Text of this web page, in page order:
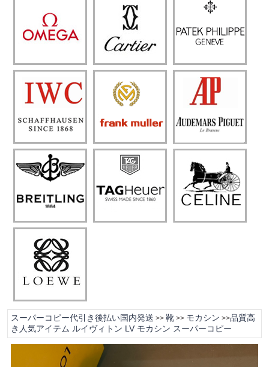
スーパーコピー代引き後払い国内発送 >> 靴>> モカシン >>品質高
き人気アイテム ルイヴィトン LV モカシン スーパーコピー